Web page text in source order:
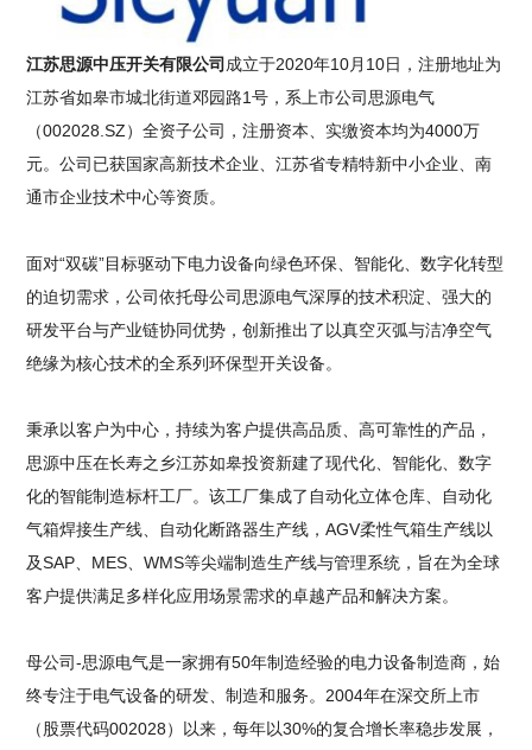
江苏思源中压开关有限公司 成立于2020年10月10日，注册地址为
江苏省如皋市城北街道邓园路1号，系上市公司思源电气
（002028.SZ）全资子公司，注册资本、实缴资本均为4000万
元。公司已获国家高新技术企业、江苏省专精特新中小企业、南
通市企业技术中心等资质。
面对“双碳”目标驱动下电力设备向绿色环保、智能化、数字化转型
的迫切需求，公司依托母公司思源电气深厚的技术积淀、强大的
研发平台与产业链协同优势，创新推出了以真空灭弧与洁净空气
绝缘为核心技术的全系列环保型开关设备。
秉承以客户为中心，持续为客户提供高品质、高可靠性的产品，
思源中压在长寿之乡江苏如皋投资新建了现代化、智能化、数字
化的智能制造标杆工厂。该工厂集成了自动化立体仓库、自动化
气箱焊接生产线、自动化断路器生产线，AGV柔性气箱生产线以
及SAP、MES、WMS等尖端制造生产线与管理系统，旨在为全球
客户提供满足多样化应用场景需求的卓越产品和解决方案。
母公司-思源电气是一家拥有50年制造经验的电力设备制造商，始
终专注于电气设备的研发、制造和服务。2004年在深交所上市
（股票代码002028）以来，每年以30%的复合增长率稳步发展，